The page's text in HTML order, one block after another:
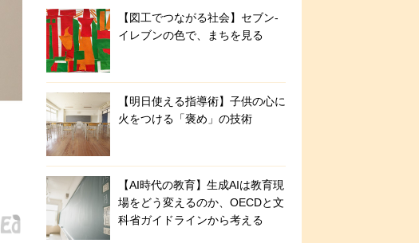
【図工でつながる社会】セブン‐
イレブンの色で、まちを見る
【明日使える指導術】子供の心に
火をつける「褒め」の技術
【AI時代の教育】生成AIは教育現
場をどう変えるのか、OECDと文
科省ガイドラインから考える